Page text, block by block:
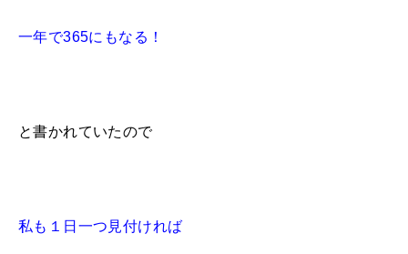
一年で365にもなる！
と書かれていたので
私も１日一つ見付ければ